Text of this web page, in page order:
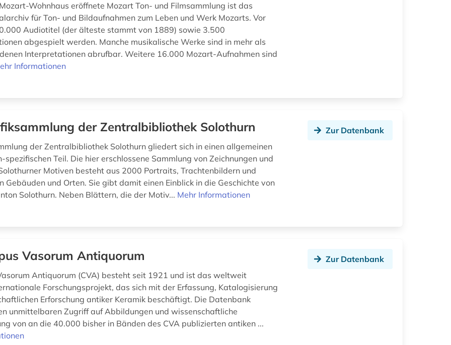
Wohnhaus eröffnete Mozart Ton- und Filmsammlung ist das
für Ton- und Bildaufnahmen zum Leben und Werk Mozarts. Vor
Audiotitel (der älteste stammt von 1889) sowie 3.500
abgespielt werden. Manche musikalische Werke sind in mehr als
Interpretationen abrufbar. Weitere 16.000 Mozart-Aufnahmen sind
Informationen
der Zentralbibliothek Solothurn
der Zentralbibliothek Solothurn gliedert sich in einen allgemeinen
spezifischen Teil. Die hier erschlossene Sammlung von Zeichnungen und
Motiven besteht aus 2000 Portraits, Trachtenbildern und
Gebäuden und Orten. Sie gibt damit einen Einblick in die Geschichte von
Solothurn. Neben Blättern, die der Motiv... Mehr Informationen
Zur Datenbank
Vasorum Antiquorum
Antiquorum (CVA) besteht seit 1921 und ist das weltweit
Forschungsprojekt, das sich mit der Erfassung, Katalogisierung
Erforschung antiker Keramik beschäftigt. Die Datenbank
unmittelbaren Zugriff auf Abbildungen und wissenschaftliche
von an die 40.000 bisher in Bänden des CVA publizierten antiken ...
Zur Datenbank